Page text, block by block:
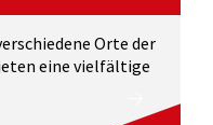
Orte der
eine vielfältige